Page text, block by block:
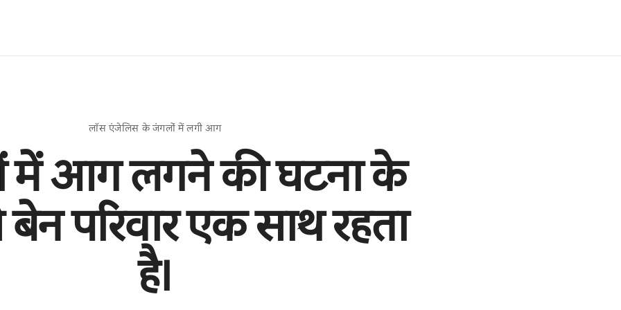
लॉस एंजेलिस के जंगलों में लगी आग
में आग लगने की घटना के
परिवार एक साथ रहता
है।